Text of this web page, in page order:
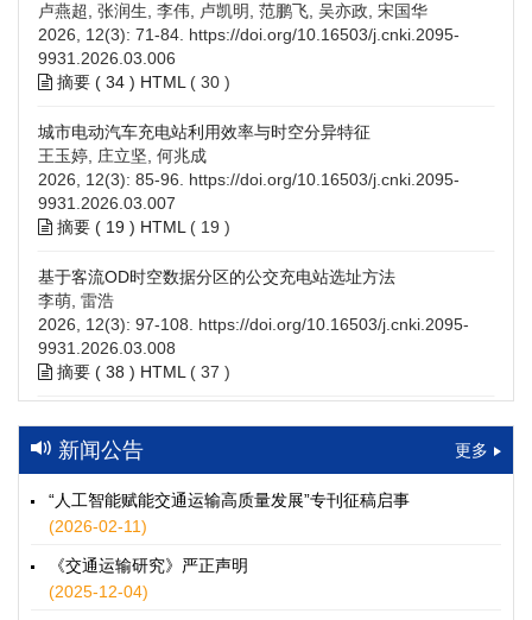
卢燕超, 张润生, 李伟, 卢凯明, 范鹏飞, 吴亦政, 宋国华
2026, 12(3): 71-84. https://doi.org/10.16503/j.cnki.2095-
9931.2026.03.006
摘要 ( 34 ) HTML ( 30 )
城市电动汽车充电站利用效率与时空分异特征
王玉婷, 庄立坚, 何兆成
2026, 12(3): 85-96. https://doi.org/10.16503/j.cnki.2095-
9931.2026.03.007
摘要 ( 19 ) HTML ( 19 )
基于客流OD时空数据分区的公交充电站选址方法
李萌, 雷浩
2026, 12(3): 97-108. https://doi.org/10.16503/j.cnki.2095-
9931.2026.03.008
摘要 ( 38 ) HTML ( 37 )
高速公路充电设施技术规划综述：场景需求、技术路线与配置
策略
2026, 12(3): 109-124.https://doi.org/10.16503/j.cnki.2095-
9931.2026.03.009
摘要 (
HTML
水运港-船多能源融合技术及集成应用——以宁波舟山港穿山港
新闻公告 更多
“人工智能赋能交通运输高质量发展”专刊征稿启事
(2026-02-11)
《交通运输研究》严正声明
(2025-12-04)